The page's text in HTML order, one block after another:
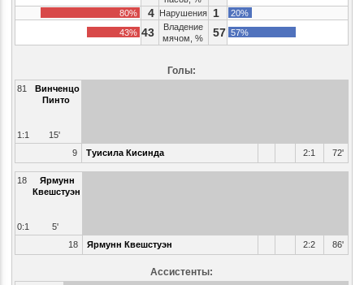
80%
4 Нарушения 1
20%
43% 43
Владение
мячом, %
57 57%
Голы:
81
Винченцо
Пинто
1:1
15'
9
Туисила Кисинда 2:1 72'
18
Ярмунн
Квешстуэн
0:1
5'
18
Ярмунн Квешстуэн 2:2 86'
Ассистенты: